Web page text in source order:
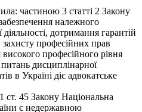
частиною 3 статті 2 Закону
належного
діяльності, дотримання гарантій
захисту професійних прав
високого професійного рівня
дисциплінарної
в Україні діє адвокатське
ст. 45 Закону Національна
є недержавною